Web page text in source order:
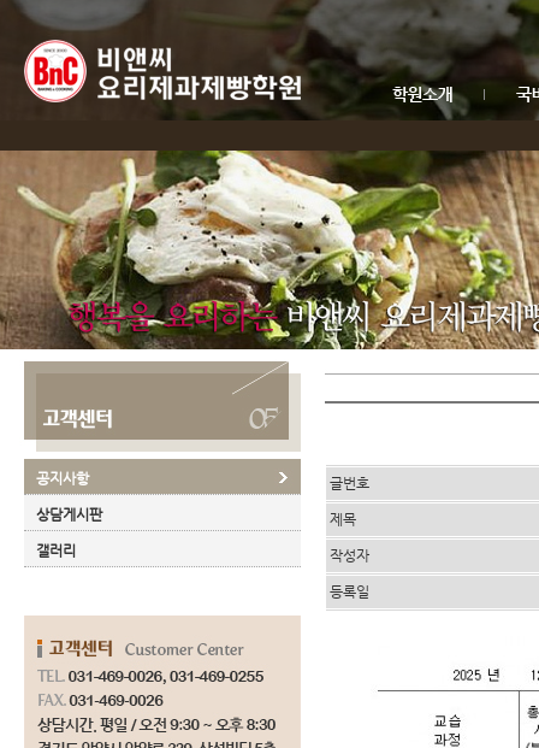
공지사항
상담게시판
갤러리
글번호
제목
작성자
등록일